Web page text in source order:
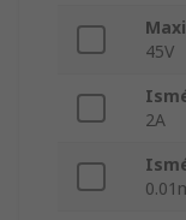
45V
2A